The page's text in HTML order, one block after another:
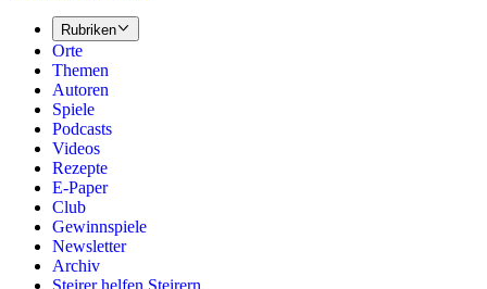
Rubriken
Orte
Themen
Autoren
Spiele
Podcasts
Videos
Rezepte
E-Paper
Club
Gewinnspiele
Newsletter
Archiv
Steirer helfen Steirern